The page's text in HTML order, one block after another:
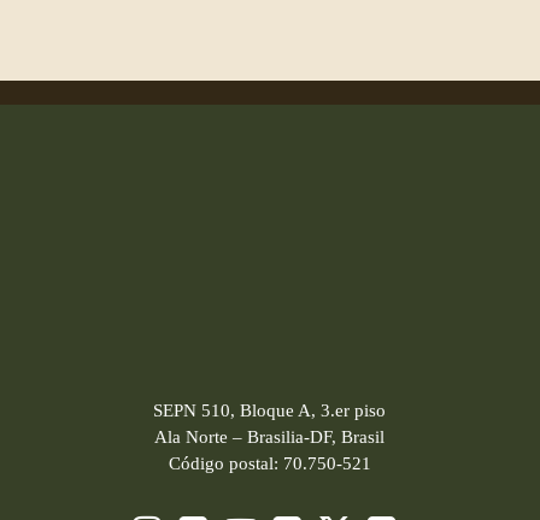
SEPN 510, Bloque A, 3.er piso
Ala Norte – Brasilia-DF, Brasil
Código postal: 70.750-521